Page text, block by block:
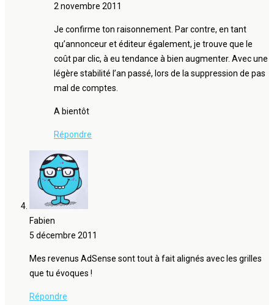
2 novembre 2011
Je confirme ton raisonnement. Par contre, en tant
qu’annonceur et éditeur également, je trouve que le
coût par clic, à eu tendance à bien augmenter. Avec une
légère stabilité l’an passé, lors de la suppression de pas
mal de comptes.
A bientôt
Répondre
Fabien
5 décembre 2011
Mes revenus AdSense sont tout à fait alignés avec les grilles
que tu évoques !
Répondre